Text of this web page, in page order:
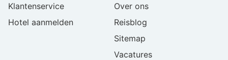
Klantenservice
Hotel aanmelden
Over ons
Reisblog
Sitemap
Vacatures